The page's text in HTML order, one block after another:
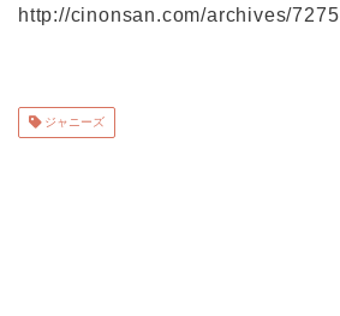
http://cinonsan.com/archives/7275
ジャニーズ